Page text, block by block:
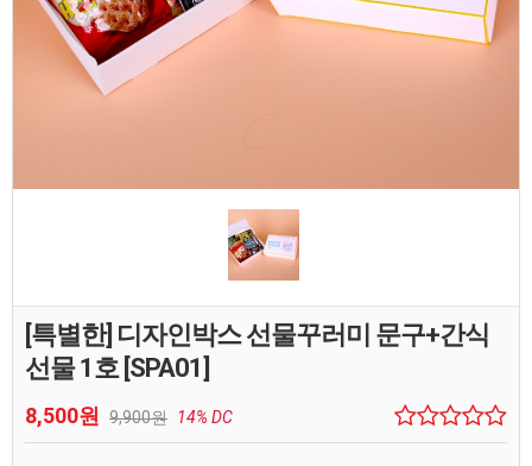
[특별한] 디자인박스 선물꾸러미 문구+간식
선물 1호 [SPA01]
8,500원 9,900원 14% DC